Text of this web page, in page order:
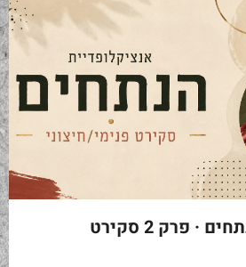
אנציקלופדיית הנתחים · פרק 2 סקירט